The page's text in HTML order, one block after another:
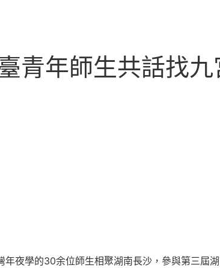
青年師生共話找
年夜學的30余位師生相聚湖南長沙，參與第三屆